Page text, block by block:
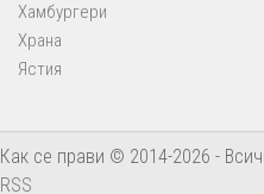
Хамбургери
Храна
Ястия
Как се прави © 2014-2026 -
RSS